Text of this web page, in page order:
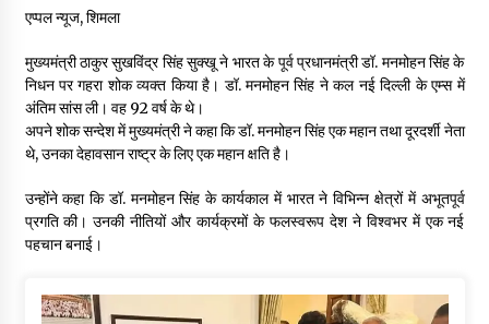
चौपाल विधायक पर BDC सदस्य राजेश रढाइक का तीखा हमला, मांगा
इस्तीफा
08/08/2026
हमीरपुर के बड़सर में मनाया जाएगा राज्यस्तरीय स्वतंत्रता दिवस समारोह, CM
07/08/2026
07/08/2026
एप्पल न्यूज, शिमला
मुख्यमंत्री ठाकुर सुखविंद्र सिंह सुक्खू ने भारत के पूर्व प्रधानमंत्री डॉ. मनमोहन सिंह के
निधन पर गहरा शोक व्यक्त किया है। डॉ. मनमोहन सिंह ने कल नई दिल्ली के एम्स में
अंतिम सांस ली। वह 92 वर्ष के थे।
अपने शोक सन्देश में मुख्यमंत्री ने कहा कि डॉ. मनमोहन सिंह एक महान तथा दूरदर्शी नेता
थे, उनका देहावसान राष्ट्र के लिए एक महान क्षति है।
उन्होंने कहा कि डॉ. मनमोहन सिंह के कार्यकाल में भारत ने विभिन्न क्षेत्रों में अभूतपूर्व
प्रगति की। उनकी नीतियों और कार्यक्रमों के फलस्वरूप देश ने विश्वभर में एक नई
पहचान बनाई।